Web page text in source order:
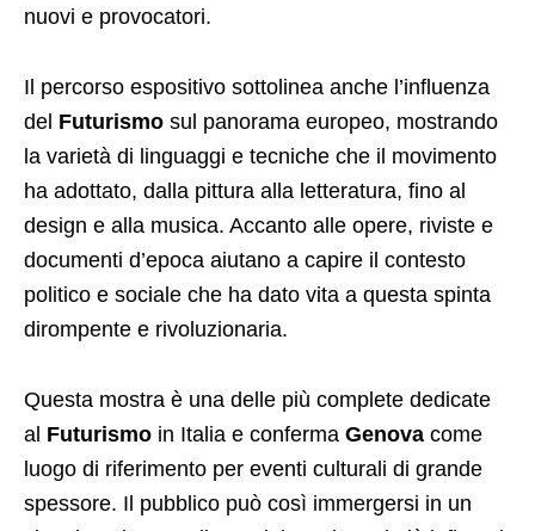
nuovi e provocatori.
Il percorso espositivo sottolinea anche l’influenza
del Futurismo sul panorama europeo, mostrando
la varietà di linguaggi e tecniche che il movimento
ha adottato, dalla pittura alla letteratura, fino al
design e alla musica. Accanto alle opere, riviste e
documenti d’epoca aiutano a capire il contesto
politico e sociale che ha dato vita a questa spinta
dirompente e rivoluzionaria.
Questa mostra è una delle più complete dedicate
al Futurismo in Italia e conferma Genova come
luogo di riferimento per eventi culturali di grande
spessore. Il pubblico può così immergersi in un